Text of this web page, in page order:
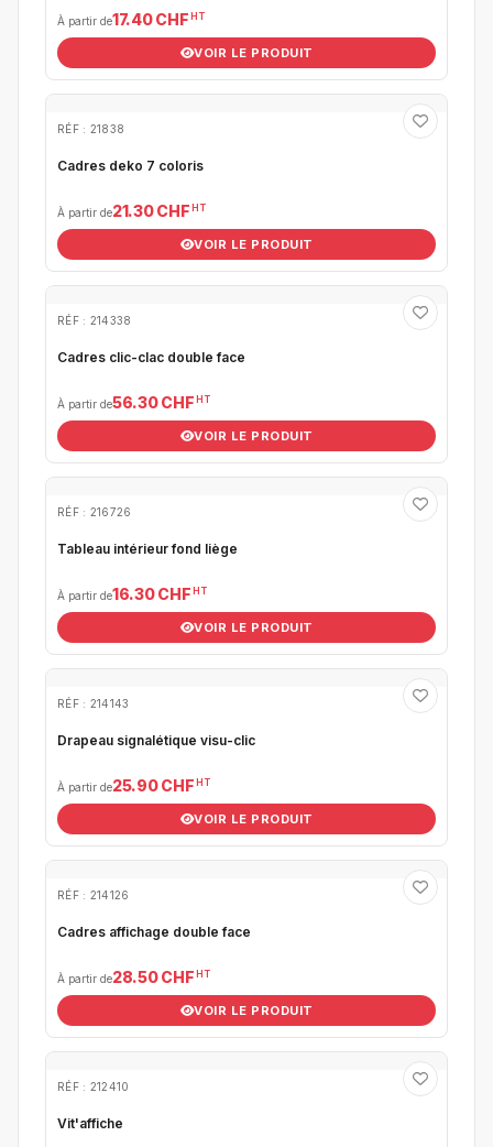
À partir de17.40 CHF HT
VOIR LE PRODUIT
RÉF : 21838
Cadres deko 7 coloris
À partir de21.30 CHF HT
VOIR LE PRODUIT
RÉF : 214338
Cadres clic-clac double face
À partir de56.30 CHF HT
VOIR LE PRODUIT
RÉF : 216726
Tableau intérieur fond liège
À partir de16.30 CHF HT
VOIR LE PRODUIT
RÉF : 214143
Drapeau signalétique visu-clic
À partir de25.90 CHF HT
VOIR LE PRODUIT
RÉF : 214126
Cadres affichage double face
À partir de28.50 CHF HT
VOIR LE PRODUIT
RÉF : 212410
Vit'affiche